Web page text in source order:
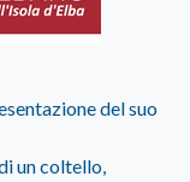
del suo
un coltello,